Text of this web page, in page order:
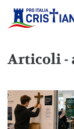
Articoli -